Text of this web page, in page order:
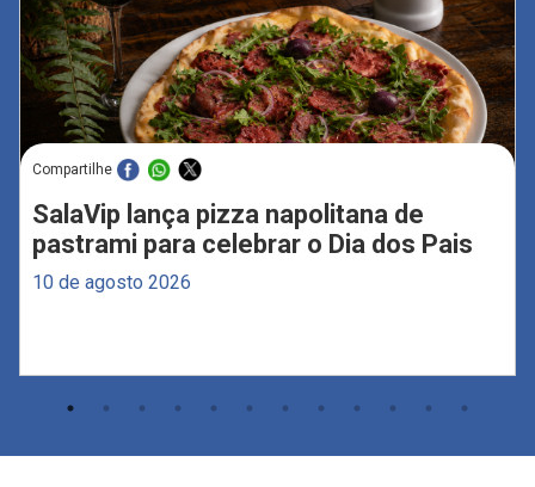
Compartilhe
SalaVip lança pizza napolitana de
pastrami para celebrar o Dia dos Pais
10 de agosto 2026